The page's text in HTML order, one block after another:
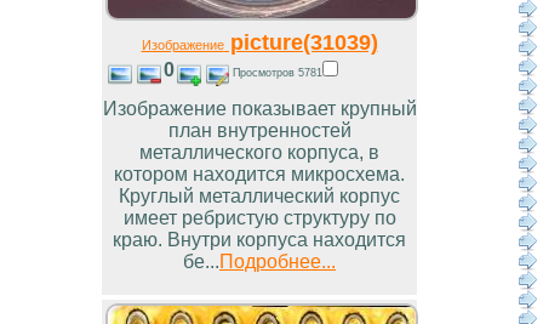
Изображениеpicture(31039)
0 Просмотров 5781
Изображение показывает крупный
план внутренностей
металлического корпуса, в
котором находится микросхема.
Круглый металлический корпус
имеет ребристую структуру по
краю. Внутри корпуса находится
бе...Подробнее...